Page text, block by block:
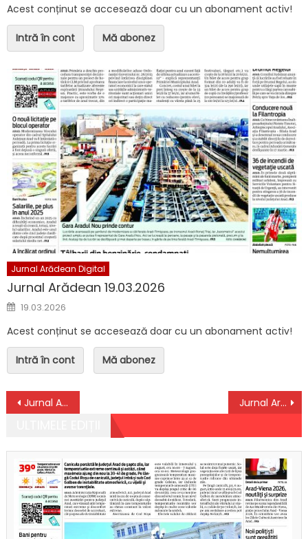
Acest conținut se accesează doar cu un abonament activ!
Intră în cont Mă abonez
Jurnal Arădean Digital
Jurnal Arădean 19.03.2026
Posted on
19.03.2026
Acest conținut se accesează doar cu un abonament activ!
Intră în cont Mă abonez
Navigare în articole
Jurnal Arădean 07.09.2021 Jurnal Arădean 09.09.2021